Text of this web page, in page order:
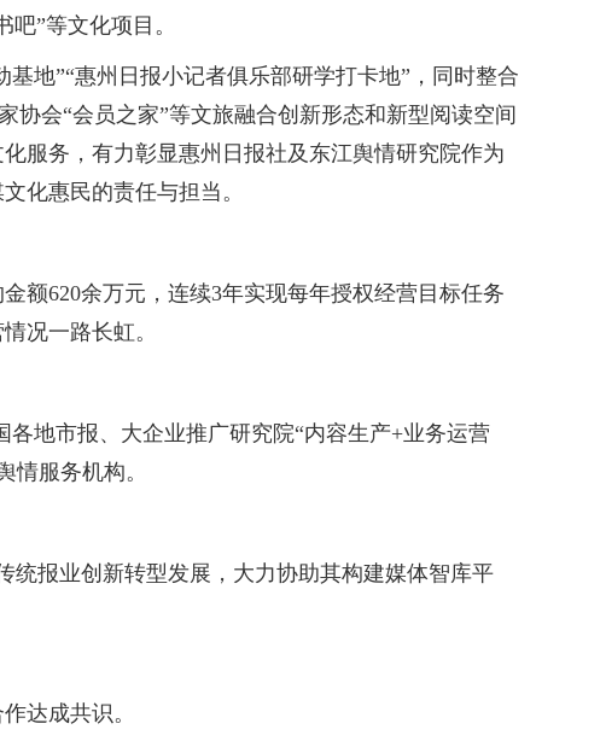
”等文化项目。
地”“惠州日报小记者俱乐部研学打卡地”，同时整合
协会“会员之家”等文旅融合创新形态和新型阅读空间
服务，有力彰显惠州日报社及东江舆情研究院作为
化惠民的责任与担当。
额620余万元，连续3年实现每年授权经营目标任务
况一路长虹。
地市报、大企业推广研究院“内容生产+业务运营
情服务机构。
报业创新转型发展，大力协助其构建媒体智库平
达成共识。